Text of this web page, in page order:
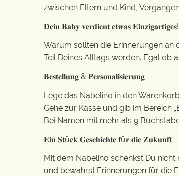
zwischen Eltern und Kind,
𝐃𝐞𝐢𝐧 𝐁𝐚𝐛𝐲 𝐯𝐞𝐫𝐝𝐢𝐞𝐧𝐭 𝐞𝐭𝐰𝐚𝐬 𝐄𝐢𝐧𝐳𝐢𝐠𝐚𝐫𝐭𝐢𝐠𝐞𝐬!
Warum sollten die Erinnerungen an
Teil Deines Alltags werden. Egal ob
𝐁𝐞𝐬𝐭𝐞𝐥𝐥𝐮𝐧𝐠 & 𝐏𝐞𝐫𝐬𝐨𝐧𝐚𝐥𝐢𝐬𝐢𝐞𝐫𝐮𝐧𝐠
Lege das Nabelino in den
Gehe zur Kasse und gib im Bereich
Bei Namen mit mehr als 9
𝐄𝐢𝐧 𝐒𝐭ü𝐜𝐤 𝐆𝐞𝐬𝐜𝐡𝐢𝐜𝐡𝐭𝐞 𝐟ü𝐫 𝐝𝐢𝐞 𝐙𝐮𝐤𝐮𝐧𝐟𝐭
Mit dem Nabelino schenkst Du
und bewahrst Erinnerungen für die